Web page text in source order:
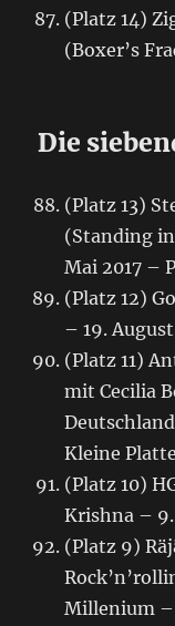
(Platz 14)
(Boxer’s
Die
(Platz 13)
(Standing
Mai 2017 –
(Platz 12)
– 19.
(Platz 11)
mit Cecilia
Kleine
(Platz 10)
Krishna – 9.
(Platz 9)
Millenium –